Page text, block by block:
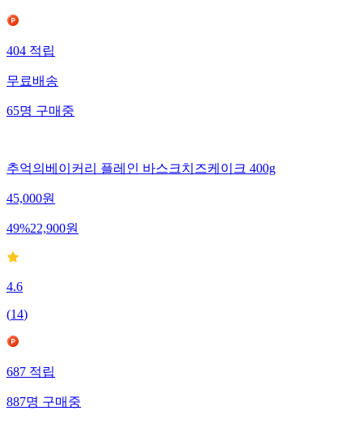
404 적립
무료배송
65명 구매중
추억의베이커리 플레인 바스크치즈케이크 400g
45,000원
49%22,900원
4.6
(14)
687 적립
887명 구매중